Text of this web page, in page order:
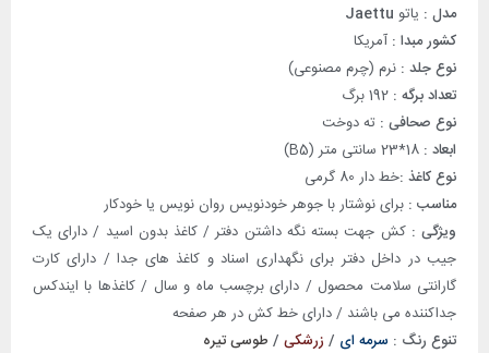
مدل : یاتو Jaettu
کشور مبدا : آمریکا
نوع جلد : نرم (چرم مصنوعی)
تعداد برگه :
نوع صحافی : ته دوخت
ابعاد :
نوع کاغذ :خط دار 80 گرمی
مناسب : برای نوشتار با جوهر خودنویس روان نویس یا خودکار
ویژگی : کش جهت بسته نگه داشتن دفتر / کاغذ بدون اسید / دارای یک
جیب در داخل دفتر برای نگهداری اسناد و کاغذ های جدا / دارای کارت
گارانتی سلامت محصول / دارای برچسب ماه و سال / کاغذها با ایندکس
جداکننده می باشند / دارای خط کش در هر صفحه
تنوع رنگ : سرمه ای / زرشکی / طوسی تیره